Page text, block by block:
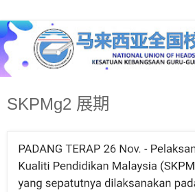
SKPMg2 展期